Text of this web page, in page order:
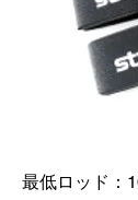
最低ロッド：